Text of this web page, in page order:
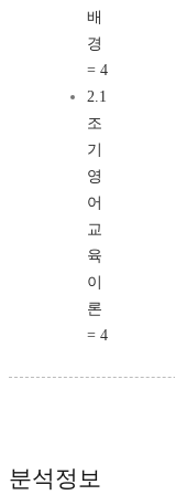
배
경
= 4
2.1
조
기
영
어
교
육
이
론
= 4
분석정보